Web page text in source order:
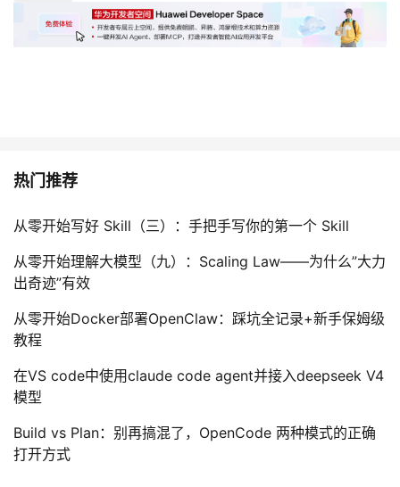
热门推荐
从零开始写好 Skill（三）：手把手写你的第一个 Skill
从零开始理解大模型（九）：Scaling Law——为什么”大力
出奇迹”有效
从零开始Docker部署OpenClaw：踩坑全记录+新手保姆级
教程
在VS code中使用claude code agent并接入deepseek V4
模型
Build vs Plan：别再搞混了，OpenCode 两种模式的正确
打开方式